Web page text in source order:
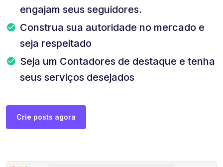
engajam seus seguidores.
Construa sua autoridade no mercado e
seja respeitado
Seja um Contadores de destaque e tenha
seus serviços desejados
Crie posts agora